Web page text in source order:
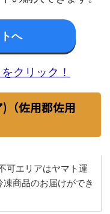
へ
クリック！
（佐用郡佐用
可エリアはヤマト運
商品のお届けができ